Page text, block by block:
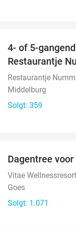
4- of 5-
Restaurantje
Restaurantje
Middelburg
Solgt: 359
Dagentree
Vitae
Goes
Solgt: 1.071